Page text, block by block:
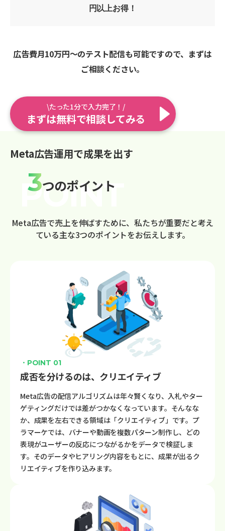
円以上お得！
広告費月10万円〜のテスト配信も可能ですので、まずは
ご相談ください。
\たった1分で入力完了！/
まずは無料で相談してみる
Meta広告運用で成果を出す
3つのポイント
Meta広告で売上を伸ばすために、私たちが重要だと考え
ている主な3つのポイントをお伝えします。
・POINT 01
成否を分けるのは、クリエイティブ
Meta広告の配信アルゴリズムは年々賢くなり、入札やター
ゲティングだけでは差がつかなくなっています。そんなな
か、成果を左右できる領域は「クリエイティブ」です。プ
ラマーケでは、バナーや動画を複数パターン制作し、どの
表現がユーザーの反応につながるかをデータで検証しま
す。そのデータやヒアリング内容をもとに、成果が出るク
リエイティブを作り込みます。